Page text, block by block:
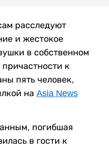
расследуют
и жестокое
в собственном
к
пять человек,
на Asia News
погибшая
в гости к